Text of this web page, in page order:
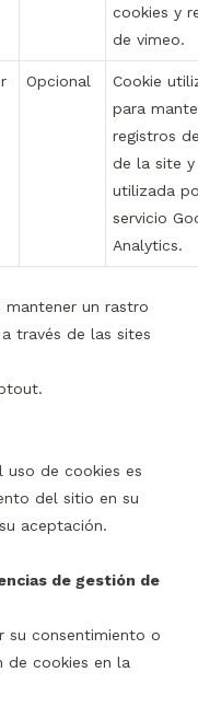
cookies y
de vimeo.
Opcional
Cookie
para
registros
de la site y
utilizada
servicio
Analytics.
un rastro
través de las sites
uso de cookies es
del sitio en su
aceptación.
de gestión de
su consentimiento o
de cookies en la